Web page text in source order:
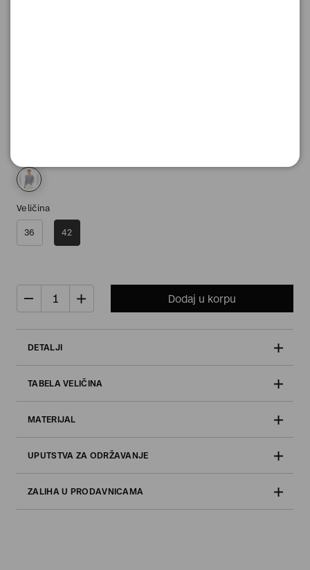
Veličina
36 42
Dodaj u korpu
DETALJI
TABELA VELIČINA
MATERIJAL
UPUTSTVA ZA ODRŽAVANJE
ZALIHA U PRODAVNICAMA